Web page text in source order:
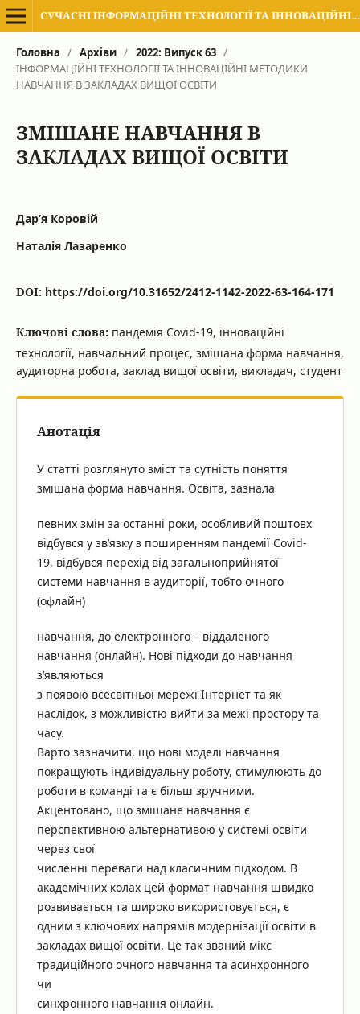
СУЧАСНІ ІНФОРМАЦІЙНІ ТЕХНОЛОГІЇ ТА ІННОВАЦІЙНІ МЕТОДИКИ НАВЧАННЯ В ПІДГОТОВЦІ ФАХІВЦІВ: МЕТОДОЛОГІЯ, ТЕОРІЯ, ДОСВІД, ПРОБЛЕМИ
Головна / Архіви / 2022: Випуск 63 /
ІНФОРМАЦІЙНІ ТЕХНОЛОГІЇ ТА ІННОВАЦІЙНІ МЕТОДИКИ
НАВЧАННЯ В ЗАКЛАДАХ ВИЩОЇ ОСВІТИ
ЗМІШАНЕ НАВЧАННЯ В
ЗАКЛАДАХ ВИЩОЇ ОСВІТИ
Дар’я Коровій
Наталія Лазаренко
DOI: https://doi.org/10.31652/2412-1142-2022-63-164-171
Ключові слова: пандемія Covid-19, інноваційні
технології, навчальний процес, змішана форма навчання,
аудиторна робота, заклад вищої освіти, викладач, студент
Анотація
У статті розглянуто зміст та сутність поняття
змішана форма навчання. Освіта, зазнала
певних змін за останні роки, особливий поштовх
відбувся у зв’язку з поширенням пандемії Covid-
19, відбувся перехід від загальноприйнятої
системи навчання в аудиторії, тобто очного
(офлайн)
навчання, до електронного – віддаленого
навчання (онлайн). Нові підходи до навчання
з’являються
з появою всесвітньої мережі Інтернет та як
наслідок, з можливістю вийти за межі простору та
часу.
Варто зазначити, що нові моделі навчання
покращують індивідуальну роботу, стимулюють до
роботи в команді та є більш зручними.
Акцентовано, що змішане навчання є
перспективною альтернативою у системі освіти
через свої
численні переваги над класичним підходом. В
академічних колах цей формат навчання швидко
розвивається та широко використовується, є
одним з ключових напрямів модернізації освіти в
закладах вищої освіти. Це так званий мікс
традиційного очного навчання та асинхронного
чи
синхронного навчання онлайн.